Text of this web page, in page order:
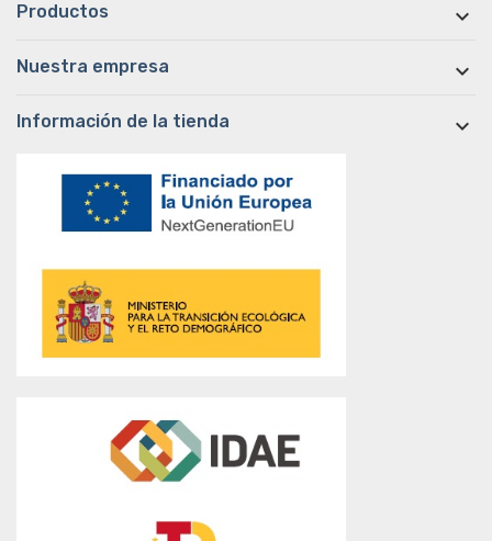
Productos 
Nuestra empresa 
Información de la tienda 